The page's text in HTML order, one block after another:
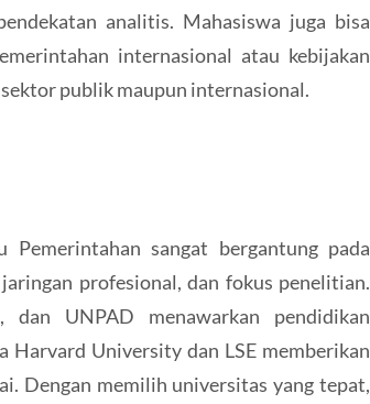
analitis. Mahasiswa juga bisa
internasional atau kebijakan
publik maupun internasional.
sangat bergantung pada
profesional, dan fokus penelitian.
UNPAD menawarkan pendidikan
Harvard University dan LSE memberikan
Dengan memilih universitas yang tepat,